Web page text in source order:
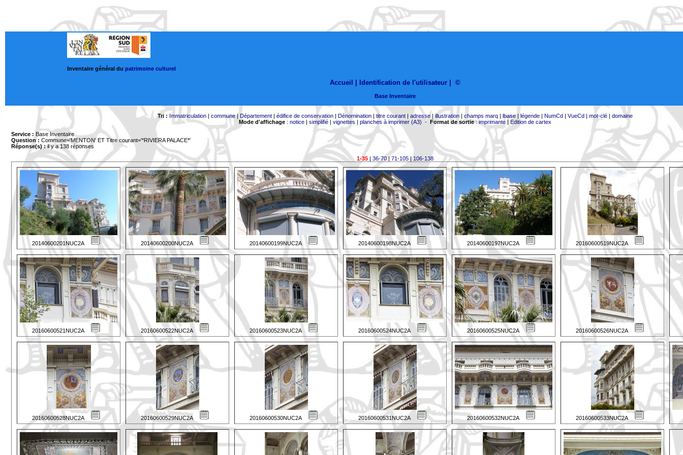
Inventaire général du patrimoine culturel
Accueil | Identification de l'utilisateur ©
Base Inventaire
Tri : Immatriculation| commune| Département| édifice de conservation| Dénomination| titre courant| adresse|illustration| champs marq| lbase| légende| NumCd| VueCd| mot-clé| domaine
Mode d'affichage: notice| simplifié| vignettes | planches à imprimer (A3) - Format de sortie:imprimante| Edition de cartex
Service : Base Inventaire
Question : Commune='MENTON' ET Titre courant='*RIVIERA PALACE*'
Réponse(s) :il y a 138 réponses
1-35| 36-70| 71-105|106-138
20140600201NUC2A 20140600200NUC2A 20140600199NUC2A 20140600198NUC2A 20140600197NUC2A 20160600519NUC2A
20160600521NUC2A 20160600522NUC2A 20160600523NUC2A 20160600524NUC2A 20160600525NUC2A 20160600526NUC2A
20160600528NUC2A 20160600529NUC2A 20160600530NUC2A 20160600531NUC2A 20160600532NUC2A 20160600533NUC2A